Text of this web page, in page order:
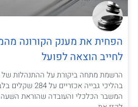
הפחית את מענק הקורונה
לחייב הוצאה לפועל
הרשמת מתחה ביקורת על ההתנהלות
בהליכי גבייה
המשבר הכלכלי והעובדה שהוראת השעה